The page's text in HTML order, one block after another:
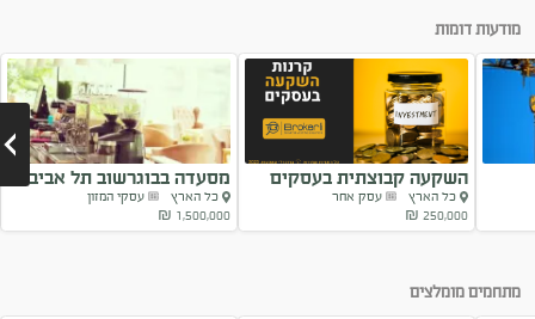
מודעות דומות
השקעה קבוצתית בעסקים
להשבחה
כל הארץ
עסק אחר
250,000 ₪
מסעדה בבוגרשוב תל אביב
כל הארץ
עסקי המזון
1,500,000 ₪
מתחמים מומלצים